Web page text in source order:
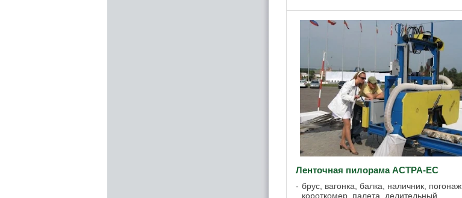
Ленточная пилорама АСТРА-ЕС
брус, вагонка, балка, наличник, погонаж,
короткомер, палета, делительный,